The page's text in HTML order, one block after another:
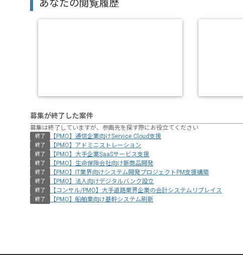
あなたの閲覧履歴
募集が終了した案件
募集は終了していますが、参画先を探す際にお役立てください
終了 【PMO】通信企業向けService Cloud支援
終了 【PMO】アドミニストレーション
終了 【PMO】大手企業SaaSサービス支援
終了 【PMO】生命保険会社向け新商品開発
終了 【PMO】IT業界向けシステム開発プロジェクトPM支援構築
終了 【PMO】法人向けデジタルバンク設立
終了 【コンサル/PMO】大手道路業界企業の会計システムリプレイス
終了 【PMO】船舶業向け基幹システム刷新